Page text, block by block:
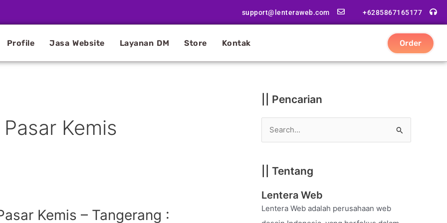
support@lenteraweb.com +6285867165177
Profile Jasa Website Layanan DM Store Kontak Order
Kemis
Kemis – Tangerang :
|| Pencarian
r
c
h
|| Tentang
Lentera Web
Lentera Web adalah perusahaan web
|
t
g
i